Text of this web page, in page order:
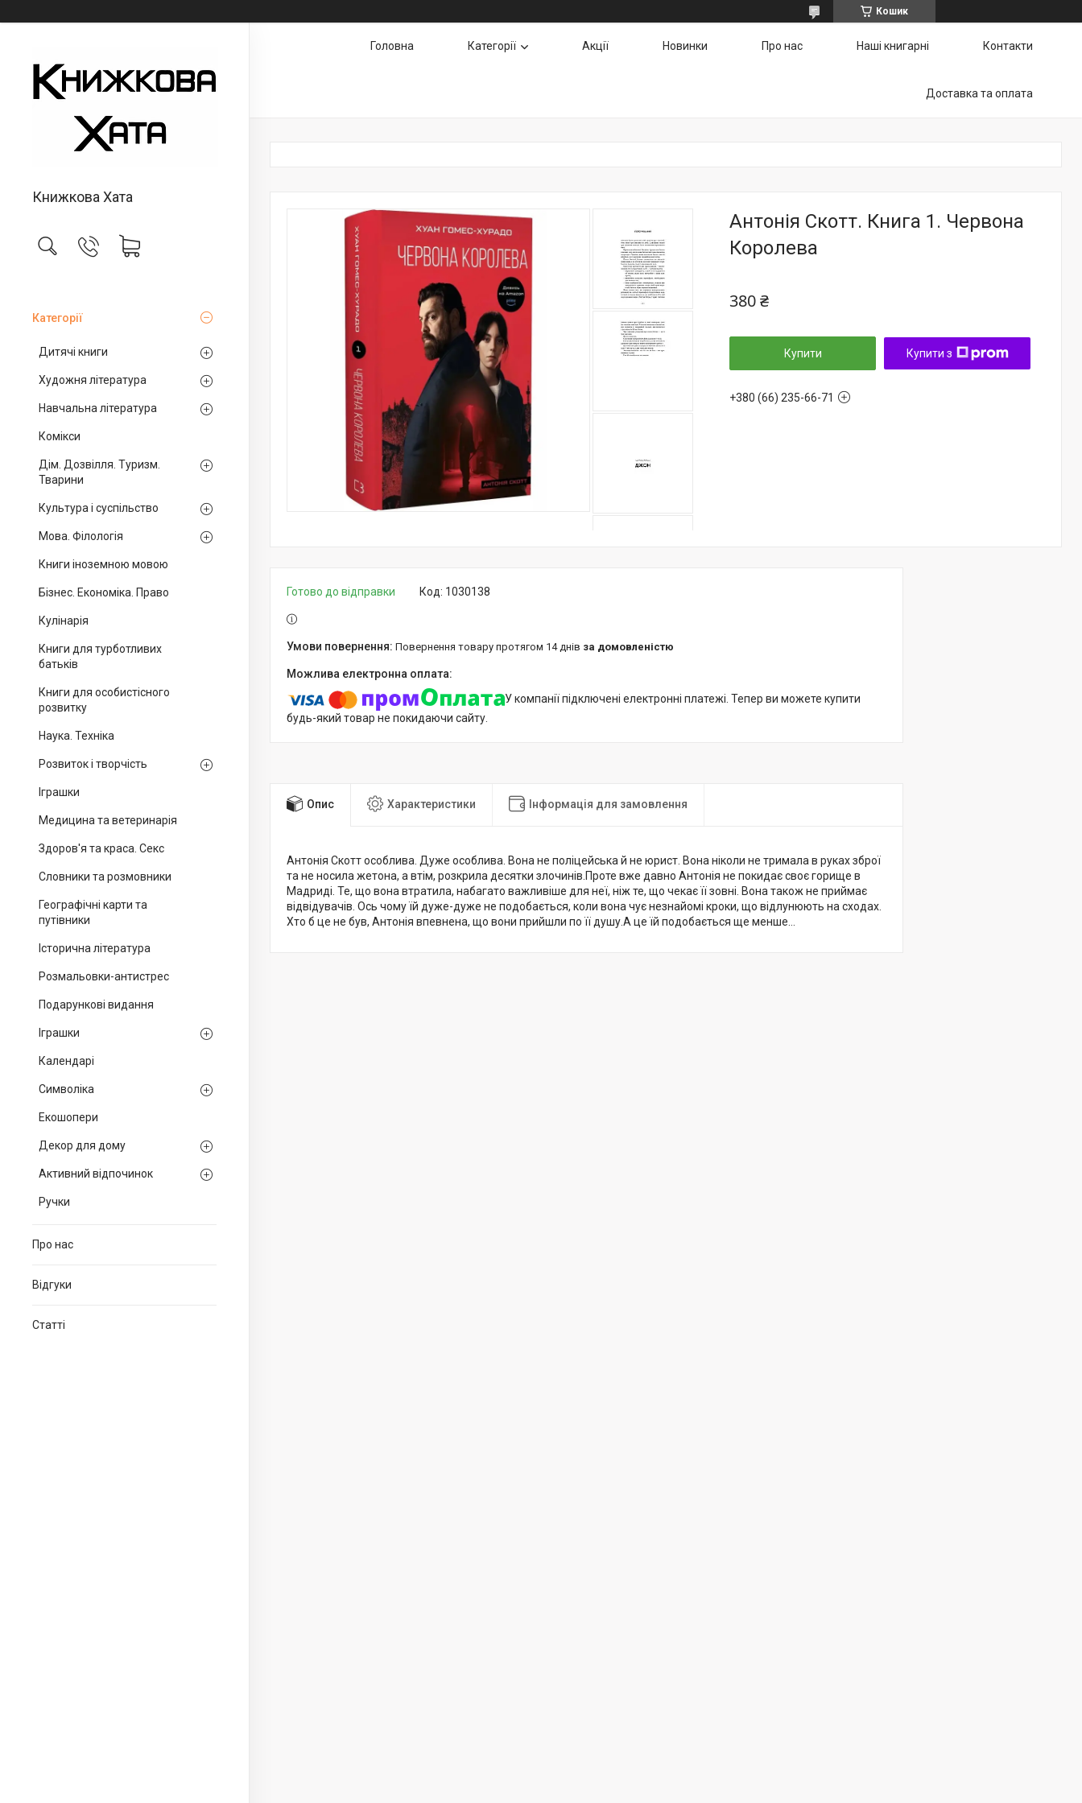
Кошик
Книжкова Хата
Категорії
Дитячі книги
Художня література
Навчальна література
Комікси
Дім. Дозвілля. Туризм.
Тварини
Культура і суспільство
Мова. Філологія
Книги іноземною мовою
Бізнес. Економіка. Право
Кулінарія
Книги для турботливих
батьків
Книги для особистісного
розвитку
Наука. Техніка
Розвиток і творчість
Іграшки
Медицина та ветеринарія
Здоров'я та краса. Секс
Словники та розмовники
Географічні карти та
путівники
Історична література
Розмальовки-антистрес
Подарункові видання
Іграшки
Календарі
Символіка
Екошопери
Декор для дому
Активний відпочинок
Ручки
Про нас
Відгуки
Статті
Головна Категорії Акції Новинки Про нас Наші книгарні Контакти
Доставка та оплата
Антонія Скотт. Книга 1. Червона
Королева
380 ₴
Купити Купити з
+380 (66) 235-66-71
Готово до відправки Код: 1030138
повернення товару протягом 14 днів за домовленістю
У компанії підключені електронні платежі. Тепер ви можете купити
будь-який товар не покидаючи сайту.
Опис Характеристики Інформація для замовлення
Антонія Скотт особлива. Дуже особлива. Вона не поліцейська й не юрист. Вона ніколи не тримала в руках зброї
та не носила жетона, а втім, розкрила десятки злочинів.Проте вже давно Антонія не покидає своє горище в
Мадриді. Те, що вона втратила, набагато важливіше для неї, ніж те, що чекає її зовні. Вона також не приймає
відвідувачів. Ось чому їй дуже-дуже не подобається, коли вона чує незнайомі кроки, що відлунюють на сходах.
Хто б це не був, Антонія впевнена, що вони прийшли по її душу.А це їй подобається ще менше…